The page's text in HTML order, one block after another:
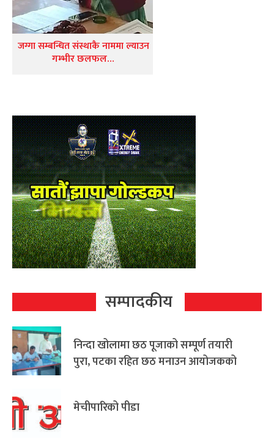
जग्गा सम्बन्धित संस्थाकै नाममा ल्याउन
गम्भीर छलफल…
सम्पादकीय
निन्दा खोलामा छठ पूजाको सम्पूर्ण तयारी
पुरा, पटका रहित छठ मनाउन आयोजकको
मेचीपारिको पीडा